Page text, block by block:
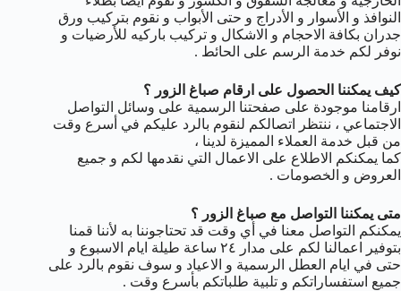
النوافذ و الأسوار و الأدراج و حتى الأبواب و نقوم بتركيب ورق
جدران بكافة الاحجام و الاشكال و تركيب باركيه للأرضيات و
نوفر لكم خدمة الرسم على الحائط .
كيف يمكننا الحصول على ارقام صباغ الزور ؟
ارقامنا موجودة على صفحتنا الرسمية على وسائل التواصل
الاجتماعي ، ننتظر اتصالكم لنقوم بالرد عليكم في أسرع وقت
من قبل خدمة العملاء المميزة لدينا ،
كما يمكنكم الاطلاع على الاعمال التي نقدمها لكم و جميع
العروض و الخصومات .
متى يمكننا التواصل مع صباغ الزور ؟
يمكنكم التواصل معنا في أي وقت قد تحتاجوننا به لأننا قمنا
بتوفير اعمالنا لكم على مدار ٢٤ ساعة طيلة ايام الاسبوع و
حتى في ايام العطل الرسمية و الاعياد و سوف نقوم بالرد على
جميع استفساراتكم و تلبية طلباتكم بأسرع وقت .